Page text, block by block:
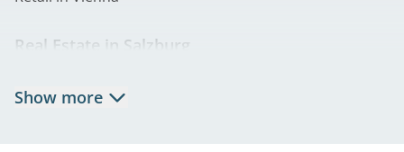
Real Estate in Salzburg
Show more